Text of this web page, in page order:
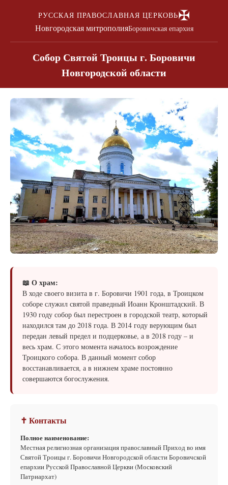
РУССКАЯ ПРАВОСЛАВНАЯ ЦЕРКОВЬ✠
Новгородская митрополияБоровичская епархия
Собор Святой Троицы г. Боровичи
Новгородской области
📖 О храм:
В ходе своего визита в г. Боровичи 1901 года, в Троицком
соборе служил святой праведный Иоанн Кронштадский. В
1930 году собор был перестроен в городской театр, который
находился там до 2018 года. В 2014 году верующим был
передан левый предел и подцерковье, а в 2018 году – и
весь храм. С этого момента началось возрождение
Троицкого собора. В данный момент собор
восстанавливается, а в нижнем храме постоянно
совершаются богослужения.
✝ Контакты
Полное наименование:
Местная религиозная организация православный Приход во имя
Святой Троицы г. Боровичи Новгородской области Боровичской
епархии Русской Православной Церкви (Московский
Патриархат)